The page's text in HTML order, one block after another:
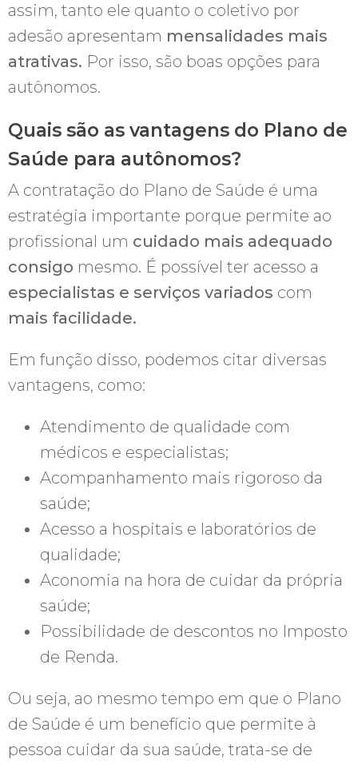
assim, tanto ele quanto o coletivo por
adesão apresentam mensalidades mais
atrativas. Por isso, são boas opções para
autônomos.
Quais são as vantagens do Plano de
Saúde para autônomos?
A contratação do Plano de Saúde é uma
estratégia importante porque permite ao
profissional um cuidado mais adequado
consigo mesmo. É possível ter acesso a
especialistas e serviços variados com
mais facilidade.
Em função disso, podemos citar diversas
vantagens, como:
Atendimento de qualidade com
médicos e especialistas;
Acompanhamento mais rigoroso da
saúde;
Acesso a hospitais e laboratórios de
qualidade;
Aconomia na hora de cuidar da própria
saúde;
Possibilidade de descontos no Imposto
de Renda.
Ou seja, ao mesmo tempo em que o Plano
de Saúde é um benefício que permite à
pessoa cuidar da sua saúde, trata-se de